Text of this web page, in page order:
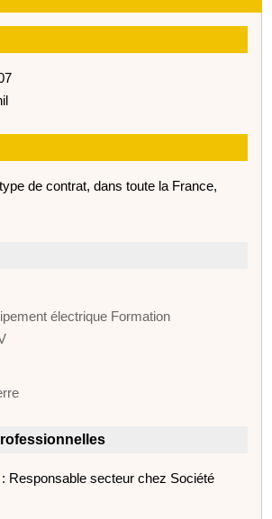
de contrat, dans toute la France,
électrique Formation
: Responsable secteur chez Société